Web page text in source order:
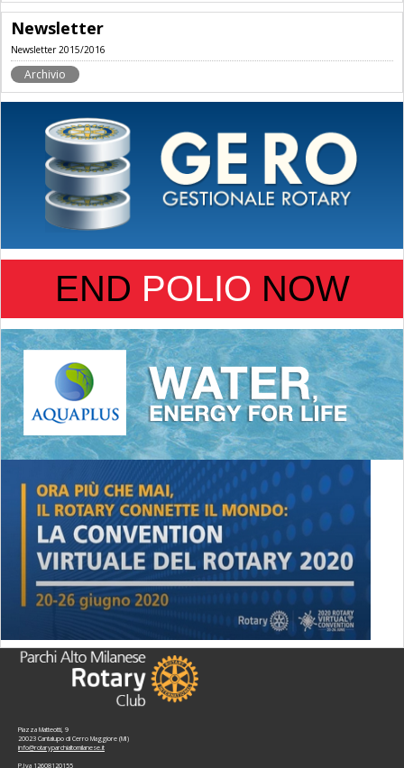
Newsletter
Newsletter 2015/2016
Archivio
END POLIO NOW
Piazza Matteotti, 9
20023 Cantalupo di Cerro Maggiore (MI)
info@rotaryparchialtomilanese.it
P.Iva 12608120155